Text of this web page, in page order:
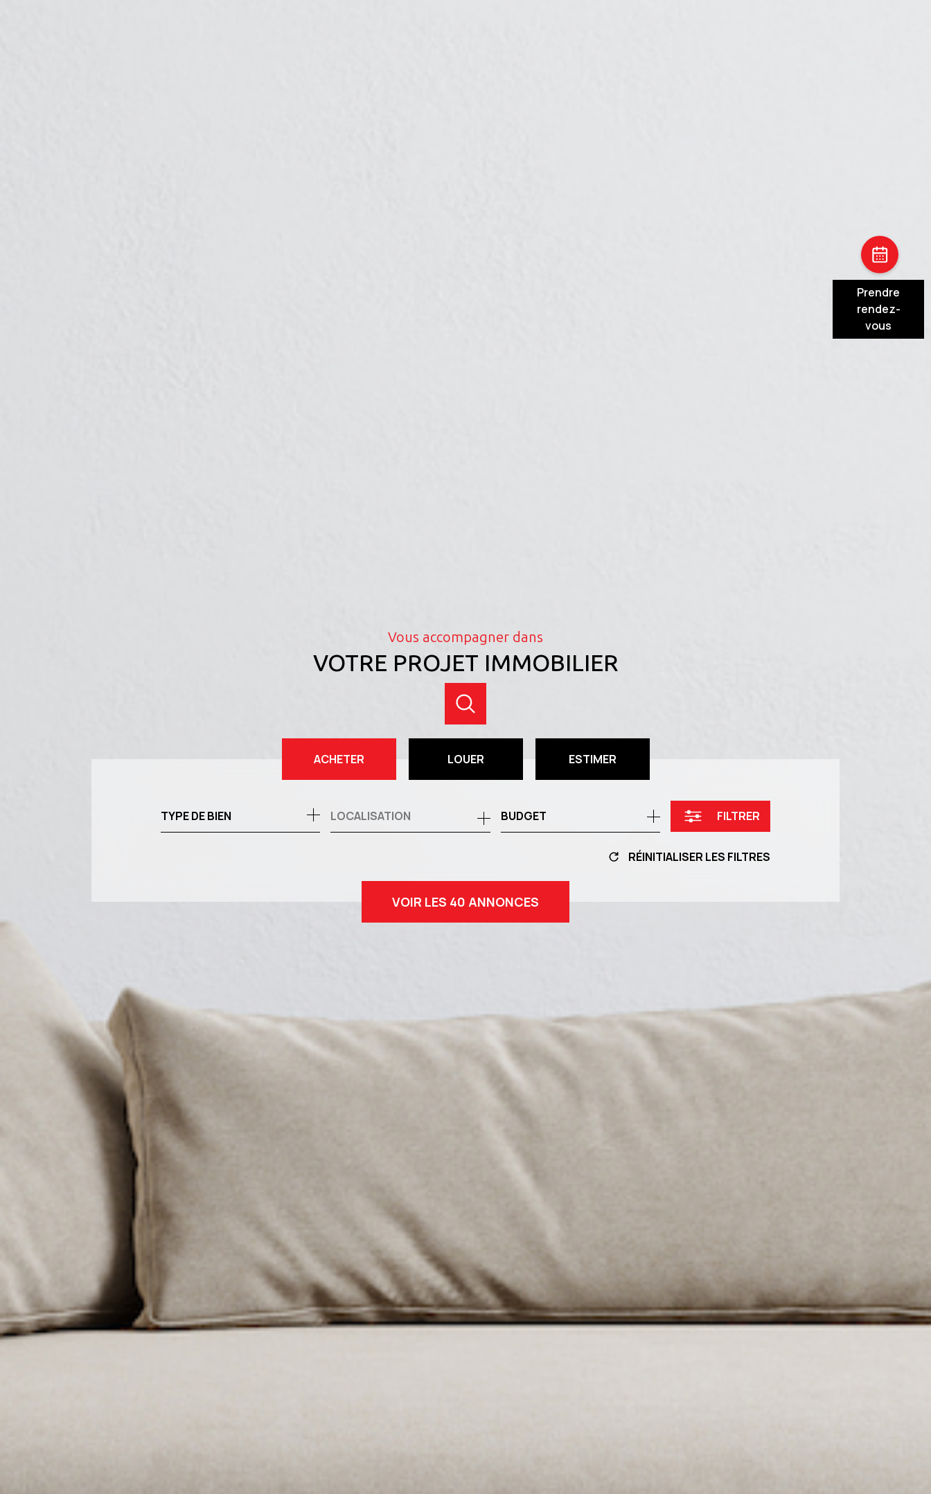
Vous accompagner dans
VOTRE PROJET IMMOBILIER
ACHETER
de l'ancien
LOUER
de l'immo pro
ESTIMER
TYPE DE BIEN BUDGET FILTRER
VOIR LES 40 ANNONCES
RÉINITIALISER LES FILTRES
Prendre
rendez-
vous